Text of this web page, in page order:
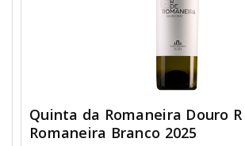
Quinta da Romaneira Douro
Romaneira Branco 2025